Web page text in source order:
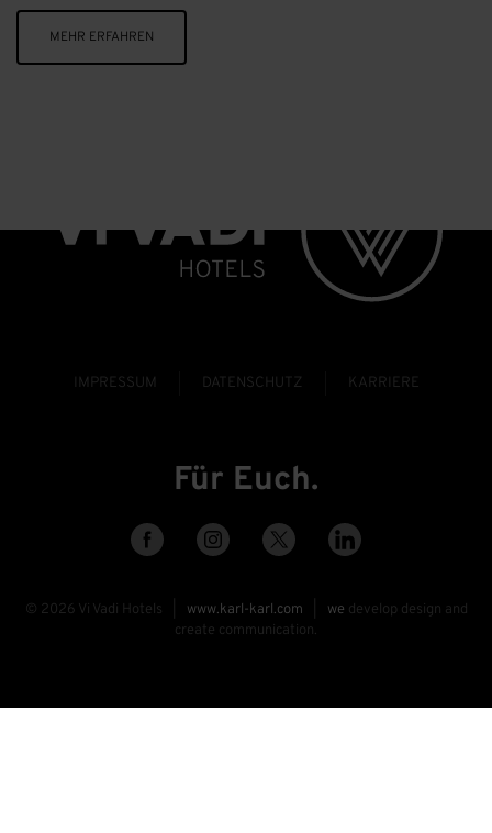
MEHR ERFAHREN
IMPRESSUM DATENSCHUTZ KARRIERE
Für Euch.
© 2026 Vi Vadi Hotels | www.karl-karl.com we develop design and
create communication.